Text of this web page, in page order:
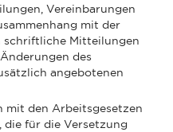
Vereinbarungen
mit der
schriftliche Mitteilungen
des
angebotenen
mit den Arbeitsgesetzen
für die Versetzung